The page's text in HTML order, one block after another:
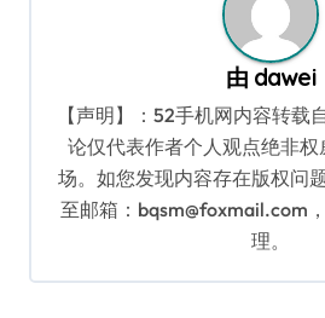
由 dawei
【声明】：52手机网内容转载
论仅代表作者个人观点绝非
场。如您发现内容存在版权问
至邮箱：bqsm@foxmail.com
理。